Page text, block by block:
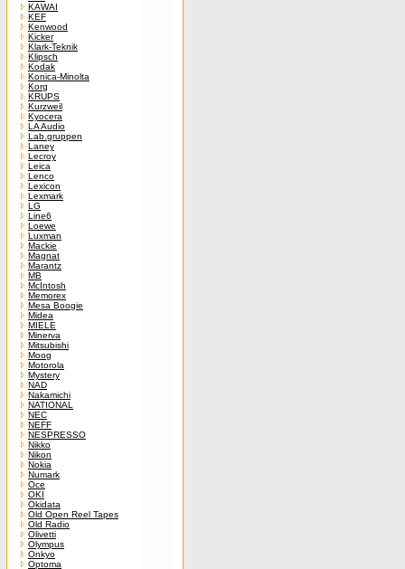
KAWAI
KEF
Kenwood
Kicker
Klark-Teknik
Klipsch
Kodak
Konica-Minolta
Korg
KRUPS
Kurzweil
Kyocera
LA Audio
Lab.gruppen
Laney
Lecroy
Leica
Lenco
Lexicon
Lexmark
LG
Line6
Loewe
Luxman
Mackie
Magnat
Marantz
MB
McIntosh
Memorex
Mesa Boogie
Midea
MIELE
Minerva
Mitsubishi
Moog
Motorola
Mystery
NAD
Nakamichi
NATIONAL
NEC
NEFF
NESPRESSO
Nikko
Nikon
Nokia
Numark
Oce
OKI
Okidata
Old Open Reel Tapes
Old Radio
Olivetti
Olympus
Onkyo
Optoma